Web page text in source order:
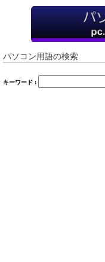
パソコン用語の検索
キーワード :